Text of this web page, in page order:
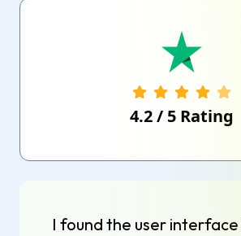
4.2/ 5 Rating
I found the user